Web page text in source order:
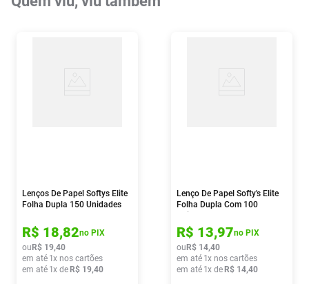
Lenços De Papel Softys Elite
Folha Dupla 150 Unidades
R$ 18,82no PIX
ou R$ 19,40
em até 1x nos cartões
em até 1x de R$ 19,40
Lenço De Papel Softy's Elite
Folha Dupla Com 100
R$ 13,97no PIX
ou R$ 14,40
em até 1x nos cartões
em até 1x de R$ 14,40